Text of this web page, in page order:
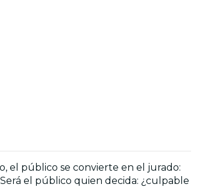
el público se convierte en el jurado:
el público quien decida: ¿culpable